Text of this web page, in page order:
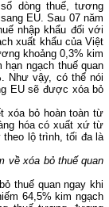
dòng thuế, tương
EU. Sau 07 năm
nhập khẩu đối với
xuất khẩu của Việt
khoảng 0,3% kim
ngạch thuế quan
Như vậy, có thể nói
EU sẽ được xóa bỏ
xóa bỏ hoàn toàn từ
hóa có xuất xứ từ
lộ trình, tối đa là
về xóa bỏ thuế quan
thuế quan ngay khi
64,5% kim ngạch